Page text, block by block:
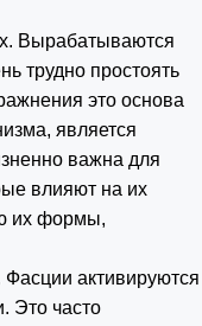
Вырабатываются
трудно простоять
это основа
является
важна для
влияют на их
их формы,
активируются
Это часто